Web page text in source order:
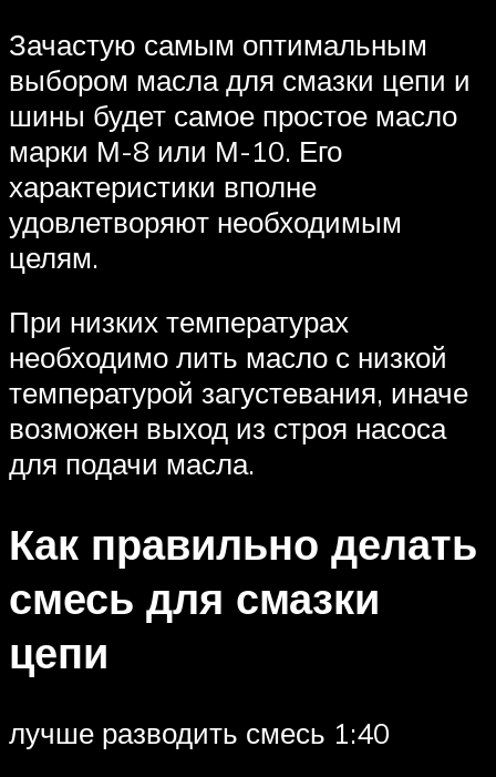
Зачастую самым оптимальным
выбором масла для смазки цепи и
шины будет самое простое масло
марки М-8 или М-10. Его
характеристики вполне
удовлетворяют необходимым
целям.
При низких температурах
необходимо лить масло с низкой
температурой загустевания, иначе
возможен выход из строя насоса
для подачи масла.
Как правильно делать
смесь для смазки
цепи
лучше разводить смесь 1:40